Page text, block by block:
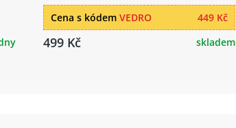
449 Kč
Cena s kódem VEDRO
499 Kč skladem